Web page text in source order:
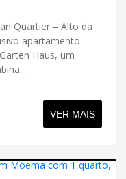
Quartier – Alto da
apartamento
Haus, um
VER MAIS